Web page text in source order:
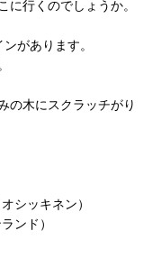
行くのでしょうか。
があります。
の木にスクラッチがり
シッキネン）
ンド）